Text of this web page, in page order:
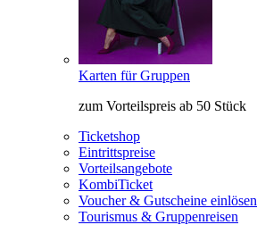
Karten für Gruppen
zum Vorteilspreis ab 50 Stück
Ticketshop
Eintrittspreise
Vorteilsangebote
KombiTicket
Voucher & Gutscheine einlösen
Tourismus & Gruppenreisen